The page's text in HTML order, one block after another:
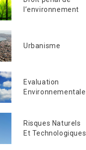
l’environnement
Urbanisme
Evaluation
Environnementale
Risques Naturels
Et Technologiques